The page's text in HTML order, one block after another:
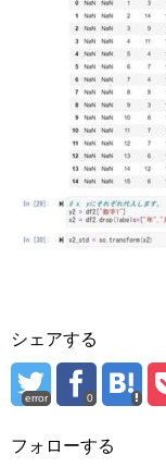
シェアする
error 0
フォローする